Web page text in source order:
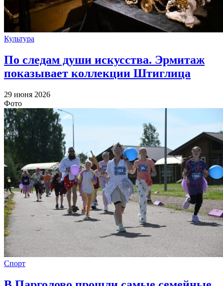
Культура
По следам души искусства. Эрмитаж
показывает коллекции Штиглица
29 июня 2026
Фото
Спорт